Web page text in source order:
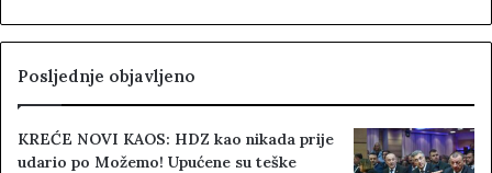
Posljednje objavljeno
KREĆE NOVI KAOS: HDZ kao nikada prije
udario po Možemo! Upućene su teške